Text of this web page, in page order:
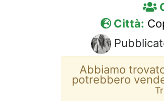
Città:
Abbiamo
potrebbero